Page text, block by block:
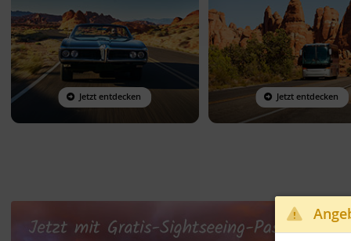
Jetzt entdecken Jetzt entdecken